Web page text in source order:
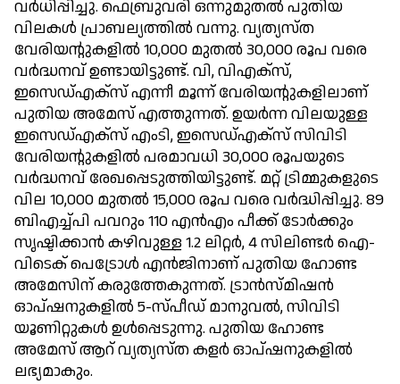
വര്‍ധിപ്പിച്ചു. ഫെബ്രുവരി ഒന്നുമുതല്‍ പുതിയ
വിലകള്‍ പ്രാബല്യത്തില്‍ വന്നു. വ്യത്യസ്ത
വേരിയന്റുകളില്‍ 10,000 മുതല്‍ 30,000 രൂപ വരെ
വര്‍ദ്ധനവ് ഉണ്ടായിട്ടുണ്ട്. വി, വിഎക്സ്,
ഇസെഡ്എക്സ് എന്നീ മൂന്ന് വേരിയന്റുകളിലാണ്
പുതിയ അമേസ് എത്തുന്നത്. ഉയര്‍ന്ന വിലയുള്ള
ഇസെഡ്എക്സ് എംടി, ഇസെഡ്എക്സ് സിവിടി
വേരിയന്റുകളില്‍ പരമാവധി 30,000 രൂപയുടെ
വര്‍ദ്ധനവ് രേഖപ്പെടുത്തിയിട്ടുണ്ട്. മറ്റ് ട്രിമ്മുകളുടെ
വില 10,000 മുതല്‍ 15,000 രൂപ വരെ വര്‍ദ്ധിപ്പിച്ചു. 89
ബിഎച്ച്പി പവറും 110 എന്‍എം പീക്ക് ടോര്‍ക്കും
സൃഷ്ടിക്കാന്‍ കഴിവുള്ള 1.2 ലിറ്റര്‍, 4 സിലിണ്ടര്‍ ഐ-
വിടെക് പെട്രോള്‍ എന്‍ജിനാണ് പുതിയ ഹോണ്ട
അമേസിന് കരുത്തേകുന്നത്. ട്രാന്‍സ്മിഷന്‍
ഓപ്ഷനുകളില്‍ 5-സ്പീഡ് മാനുവല്‍, സിവിടി
യൂണിറ്റുകള്‍ ഉള്‍പ്പെടുന്നു. പുതിയ ഹോണ്ട
അമേസ് ആറ് വ്യത്യസ്ത കളര്‍ ഓപ്ഷനുകളില്‍
ലഭ്യമാകും.